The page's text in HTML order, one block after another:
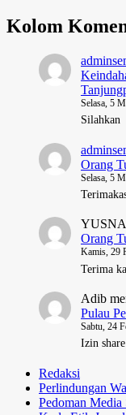
Kolom
Selasa, 5
Silahkan
Orang
Selasa, 5
Orang
Kamis, 29
Terima
Adib
Pulau
Sabtu, 24
Izin
Redaksi
Perlindungan
Pedoman Media